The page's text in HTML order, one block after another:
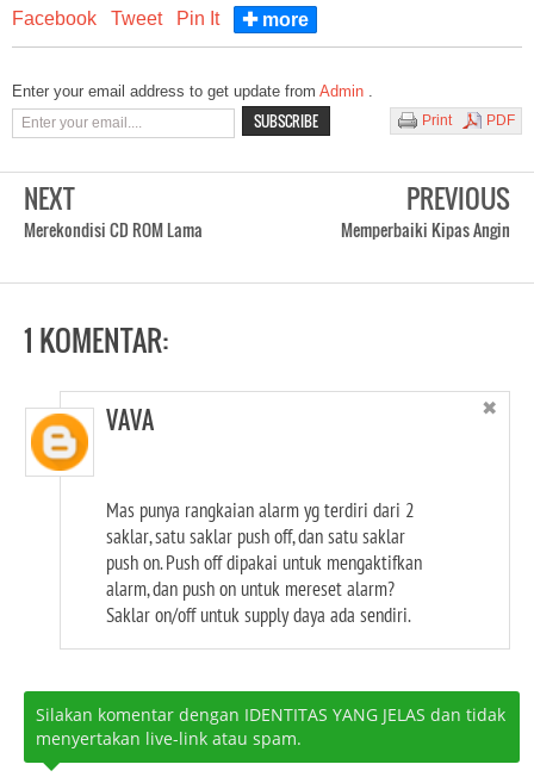
Facebook Tweet Pin It ✚ more
Enter your email address to get update from Admin .
Print PDF
NEXT
Merekondisi CD ROM Lama
PREVIOUS
Memperbaiki Kipas Angin
1 KOMENTAR:
VAVA ✖
Mas punya rangkaian alarm yg terdiri dari 2
saklar, satu saklar push off, dan satu saklar
push on. Push off dipakai untuk mengaktifkan
alarm, dan push on untuk mereset alarm?
Saklar on/off untuk supply daya ada sendiri.
Silakan komentar dengan IDENTITAS YANG JELAS dan tidak
menyertakan live-link atau spam.